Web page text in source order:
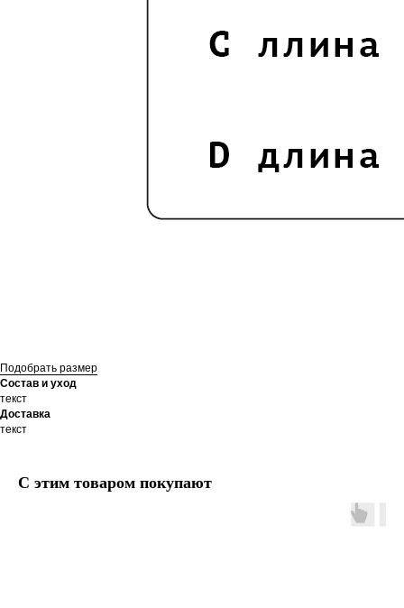
Подобрать размер
Состав и уход
текст
Доставка
текст
С этим товаром покупают